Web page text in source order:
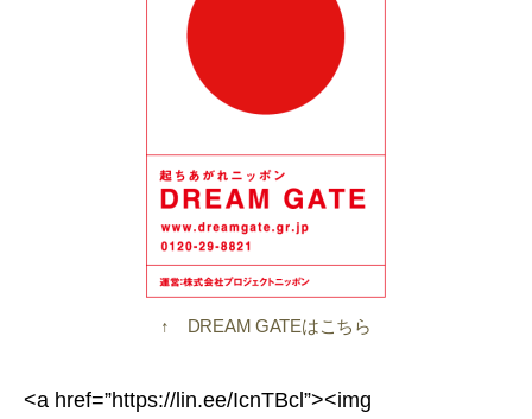
↑ DREAM GATEはこちら
<a href=”https://lin.ee/IcnTBcl”><img